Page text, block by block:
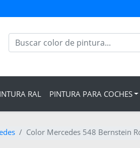
RAL PINTURA PARA COCHES
Color Mercedes 548 Bernstein